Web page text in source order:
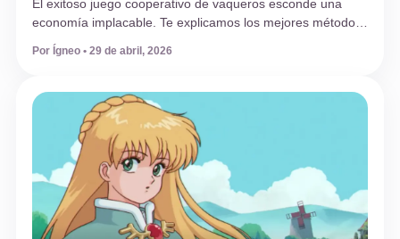
El exitoso juego cooperativo de vaqueros esconde una
economía implacable. Te explicamos los mejores métodos
para farmear oro rápido en Far Far West, conseguir
monedas en abundancia y llevar tu arsenal al siguiente
explosivo lanzamiento, miles de jugadores se han lanzado
a los páramos de este […]
Por Ígneo • 29 de abril, 2026